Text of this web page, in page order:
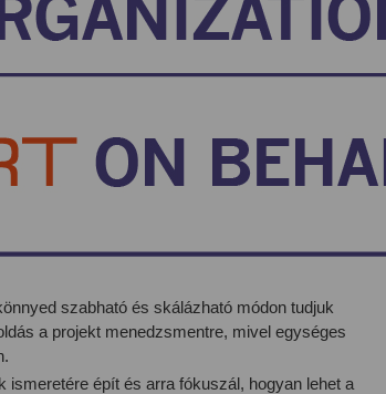
szabható és skálázható módon tudjuk
a projekt menedzsmentre, mivel egységes
ismeretére épít és arra fókuszál, hogyan lehet a